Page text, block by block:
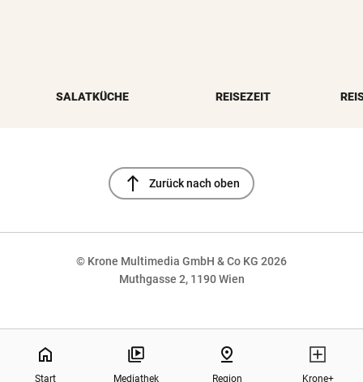
SALATKÜCHE REISEZEIT
north Zurück nach oben
© Krone Multimedia GmbH & Co KG 2026
Muthgasse 2, 1190 Wien
home
Start Mediathek
pin_drop
Region Krone+
NaN%